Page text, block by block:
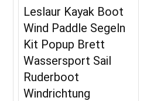
Leslaur Kayak Boot
Wind Paddle Segeln
Kit Popup Brett
Wassersport Sail
Ruderboot
Windrichtung